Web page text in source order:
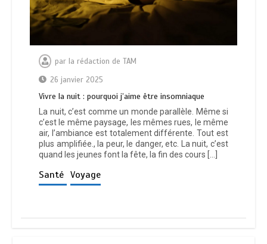
par la rédaction de TAM
26 janvier 2025
Vivre la nuit : pourquoi j’aime être insomniaque
La nuit, c’est comme un monde parallèle. Même si
c’est le même paysage, les mêmes rues, le même
air, l’ambiance est totalement différente. Tout est
plus amplifiée., la peur, le danger, etc. La nuit, c’est
quand les jeunes font la fête, la fin des cours […]
Santé Voyage